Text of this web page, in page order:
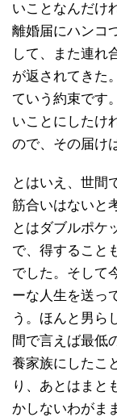
いことなんだけ
離婚届にハンコ
して、また連れ
が返されてきた
ていう約束です
いことにしたけ
ので、その届け
とはいえ、世間
筋合いはないと
とはダブルポケ
で、得すること
でした。そして
ーな人生を送っ
う。ほんと男ら
間で言えば最低
養家族にしたこ
り、あとはまと
かしないわがま